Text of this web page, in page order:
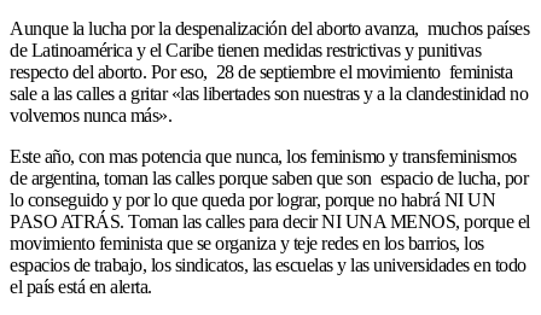
Aunque la lucha por la despenalización del aborto avanza, muchos países
de Latinoamérica y el Caribe tienen medidas restrictivas y punitivas
respecto del aborto. Por eso, 28 de septiembre el movimiento feminista
sale a las calles a gritar «las libertades son nuestras y a la clandestinidad no
volvemos nunca más».
Este año, con mas potencia que nunca, los feminismo y transfeminismos
de argentina, toman las calles porque saben que son espacio de lucha, por
lo conseguido y por lo que queda por lograr, porque no habrá NI UN
PASO ATRÁS. Toman las calles para decir NI UNA MENOS, porque el
movimiento feminista que se organiza y teje redes en los barrios, los
espacios de trabajo, los sindicatos, las escuelas y las universidades en todo
el país está en alerta.